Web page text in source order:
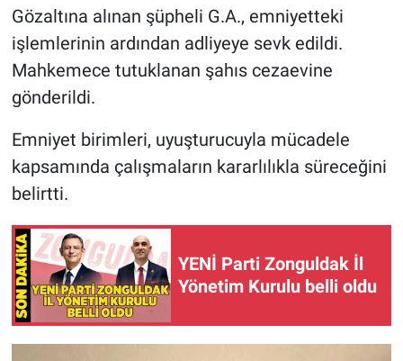
Gözaltına alınan şüpheli G.A., emniyetteki
işlemlerinin ardından adliyeye sevk edildi.
Mahkemece tutuklanan şahıs cezaevine
gönderildi.
Emniyet birimleri, uyuşturucuyla mücadele
kapsamında çalışmaların kararlılıkla süreceğini
belirtti.
YENİ Parti Zonguldak İl
Yönetim Kurulu belli oldu